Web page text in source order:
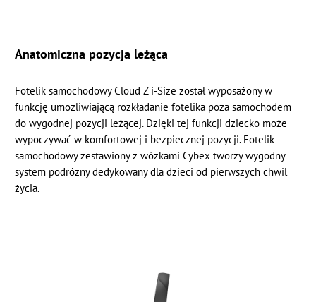
Anatomiczna pozycja leżąca
Fotelik samochodowy Cloud Z i-Size został wyposażony w
funkcję umożliwiającą rozkładanie fotelika poza samochodem
do wygodnej pozycji leżącej. Dzięki tej funkcji dziecko może
wypoczywać w komfortowej i bezpiecznej pozycji. Fotelik
samochodowy zestawiony z wózkami Cybex tworzy wygodny
system podróżny dedykowany dla dzieci od pierwszych chwil
życia.